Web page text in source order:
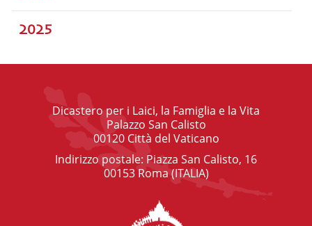
2025
Dicastero per i Laici, la Famiglia e la Vita
Palazzo San Calisto
00120 Città del Vaticano
Indirizzo postale: Piazza San Calisto, 16
00153 Roma (ITALIA)